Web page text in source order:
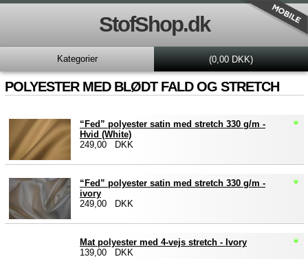
StofShop.dk
Kategorier (0,00 DKK)
POLYESTER MED BLØDT FALD OG STRETCH
“Fed” polyester satin med stretch 330 g/m -
Hvid (White)
249,00 DKK
“Fed” polyester satin med stretch 330 g/m -
ivory
249,00 DKK
Mat polyester med 4-vejs stretch - Ivory
139,00 DKK